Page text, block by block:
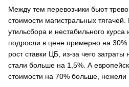
Между тем перевозчики бьют
стоимости магистральных
утильсбора и нестабильного
подросли в цене примерно на
рост ставки ЦБ, из-за чего
стали больше на 1,5%. А
стоимости на 70% больше, нежели